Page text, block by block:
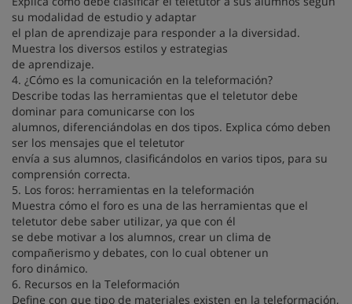
su modalidad de estudio y adaptar
el plan de aprendizaje para responder a la diversidad.
Muestra los diversos estilos y estrategias
de aprendizaje.
4. ¿Cómo es la comunicación en la teleformación?
Describe todas las herramientas que el teletutor debe
dominar para comunicarse con los
alumnos, diferenciándolas en dos tipos. Explica cómo deben
ser los mensajes que el teletutor
envía a sus alumnos, clasificándolos en varios tipos, para su
comprensión correcta.
5. Los foros: herramientas en la teleformación
Muestra cómo el foro es una de las herramientas que el
teletutor debe saber utilizar, ya que con él
se debe motivar a los alumnos, crear un clima de
compañerismo y debates, con lo cual obtener un
foro dinámico.
6. Recursos en la Teleformación
Define con que tipo de materiales existen en la teleformación,